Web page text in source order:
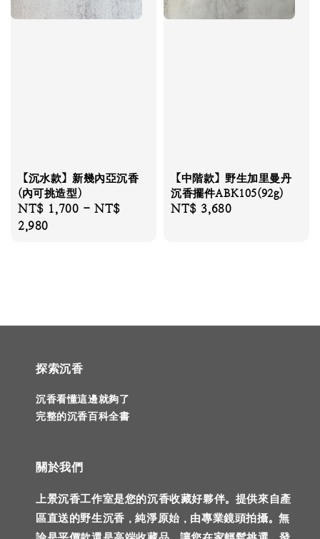
【沉水款】新幾內亞沉香
(內可挑造型)
Regular
price
NT$ 1,700 -NT$
2,980
【中階款】野生加里曼丹
沉香擺件ABK105(92g)
Regular
NT$ 3,680
探索沉香
沉香看懂這邊就夠了
完整的沉香百科全書
關於我們
上景沉香工作室是您的沉香收藏好夥伴。提供來自產
區直送的野生沉香，純淨原始，由專業鏡頭拍攝。無